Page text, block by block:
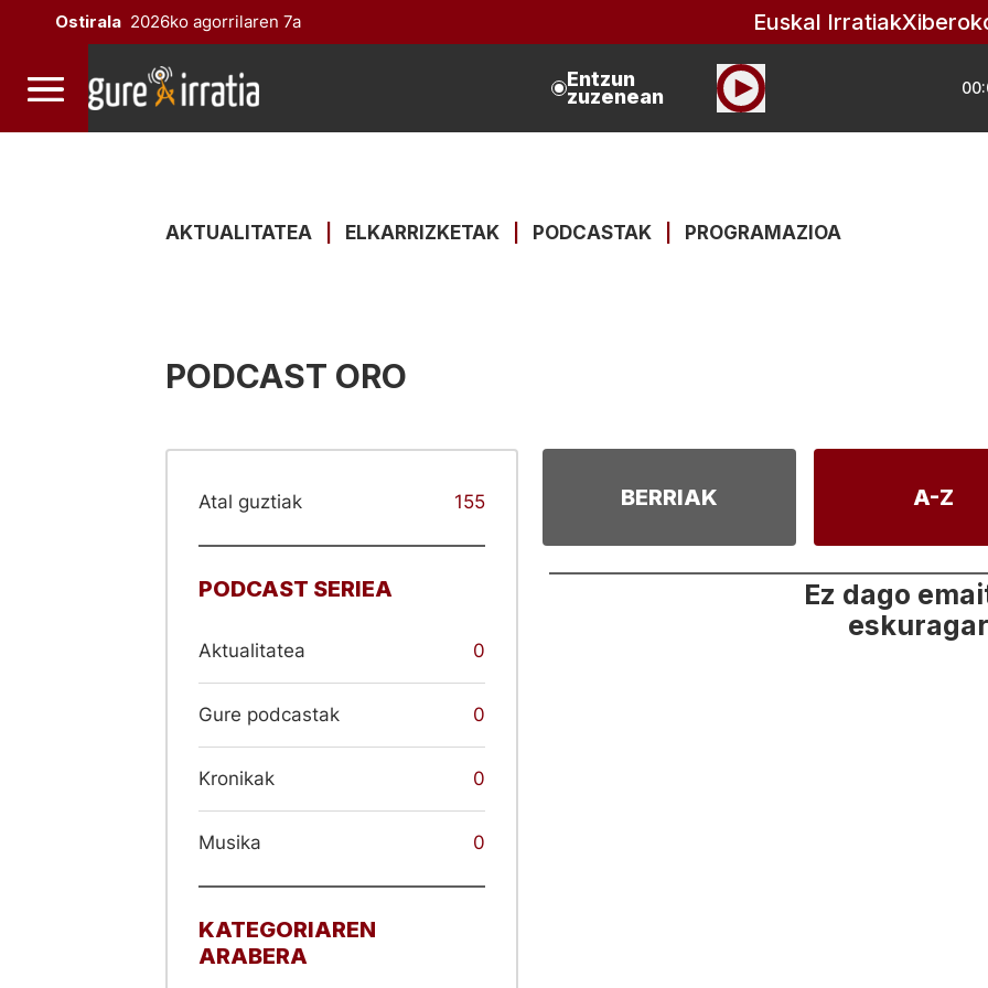
Ostirala 2026ko agorrilaren 7a Euskal Irratiak
Entzun
zuzenean
AKTUALITATEA ELKARRIZKETAK PODCASTAK PROGRAMAZIOA
PODCAST ORO
Atal guztiak 155
PODCAST SERIEA
Aktualitatea 0
Gure podcastak 0
Kronikak 0
Musika 0
KATEGORIAREN
ARABERA
BERRIAK A-Z
Ez dago